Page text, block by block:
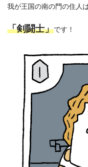
我が王国の南の門の住人
「剣闘士」です！